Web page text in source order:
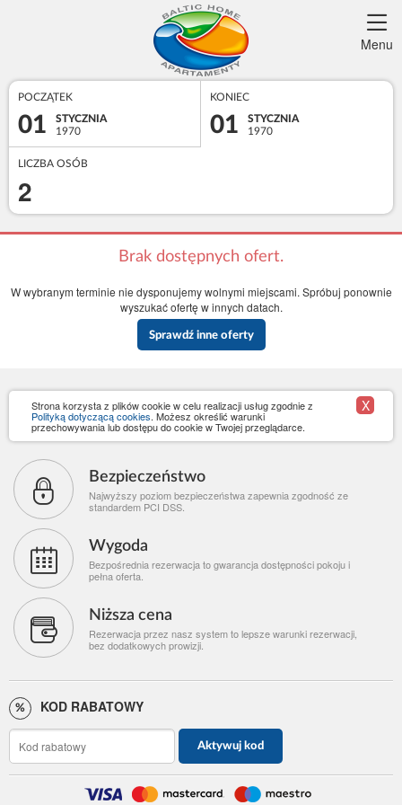
Menu
POCZĄTEK
01
STYCZNIA
1970
KONIEC
01
STYCZNIA
1970
LICZBA OSÓB
2
Brak dostępnych ofert.
W wybranym terminie nie dysponujemy wolnymi miejscami. Spróbuj ponownie
wyszukać ofertę w innych datach.
Sprawdź inne oferty
Strona korzysta z plików cookie w celu realizacji usług zgodnie z
Polityką dotyczącą cookies. Możesz określić warunki
przechowywania lub dostępu do cookie w Twojej przeglądarce.
X
Bezpieczeństwo
Najwyższy poziom bezpieczeństwa zapewnia zgodność ze
standardem PCI DSS.
Wygoda
Bezpośrednia rezerwacja to gwarancja dostępności pokoju i
pełna oferta.
Niższa cena
Rezerwacja przez nasz system to lepsze warunki rezerwacji,
bez dodatkowych prowizji.
KOD RABATOWY
Aktywuj kod